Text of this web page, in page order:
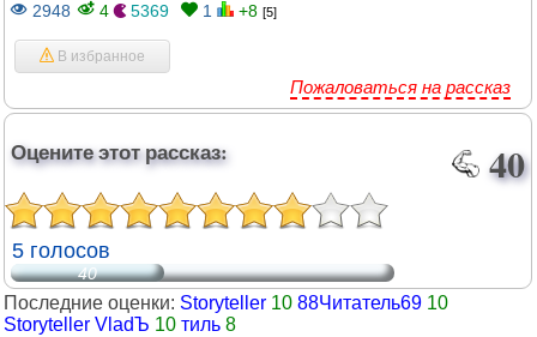
2948 4 5369 1 +8 [5]
В избранное
Пожаловаться на рассказ
Оцените этот рассказ: 40
5 голосов
40
Последние оценки: Storyteller 10 88Читатель69 10
Storyteller VladЪ 10 тиль 8